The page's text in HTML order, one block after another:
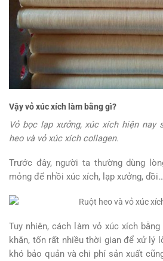
Vậy vỏ xúc xích làm bằng gì?
Vỏ bọc lạp xưởng, xúc xích hiện nay
heo và vỏ xúc xích collagen.
Trước đây, người ta thường dùng
mỏng để nhồi xúc xích, lạp xưởng, dồi…
Tuy nhiên, cách làm vỏ xúc xích
khăn, tốn rất nhiều thời gian để xử lý
khó bảo quản và chi phí sản xuất